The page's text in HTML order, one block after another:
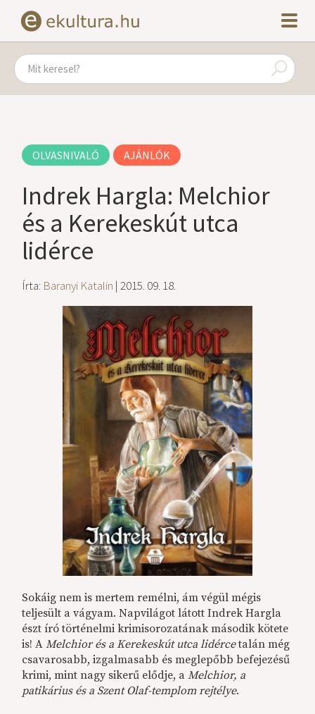
OLVASNIVALÓ AJÁNLÓK
Indrek Hargla: Melchior
és a Kerekeskút utca
lidérce
Írta: Baranyi Katalin | 2015. 09. 18.
Sokáig nem is mertem remélni, ám végül mégis
teljesült a vágyam. Napvilágot látott Indrek Hargla
észt író történelmi krimisorozatának második kötete
is! AMelchior és a Kerekeskút utca lidércetalán még
csavarosabb, izgalmasabb és meglepőbb befejezésű
krimi, mint nagy sikerű elődje, aMelchior, a
patikárius és a Szent Olaf-templom rejtélye.